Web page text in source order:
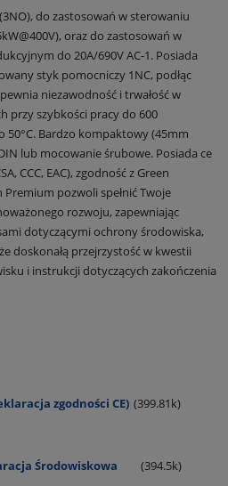
do zastosowań w sterowaniu
oraz do zastosowań w
do 20A/690V AC-1. Posiada
styk pomocniczy 1NC, podłąc
niezawodność i trwałość w
przy szybkości pracy do 600
Bardzo kompaktowy (45mm
lub mocowanie śrubowe. Posiada ce
CCC, EAC), zgodność z Green
Premium pozwoli spełnić Twoje
rozwoju, zapewniając
dotyczącymi ochrony środowiska,
doskonałą przejrzystość w kwestii
i instrukcji dotyczących zakończenia
zgodności CE) (399.81k)
Środowiskowa
(394.5k)